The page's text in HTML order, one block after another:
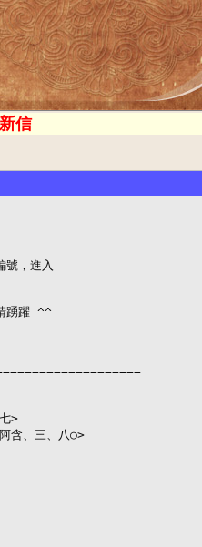
信
號，進入
踴躍 ^^
>
含、三、八○>